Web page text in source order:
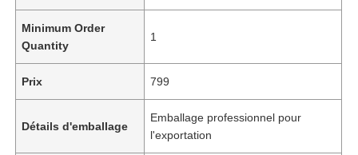
Minimum Order
Quantity
1
Prix 799
Détails d'emballage
Emballage professionnel pour
l'exportation